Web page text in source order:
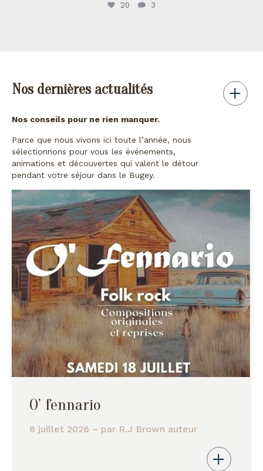
20 3
Nos dernières actualités
Nos conseils pour ne rien manquer.
Parce que nous vivons ici toute l’année, nous
sélectionnons pour vous les événements,
animations et découvertes qui valent le détour
pendant votre séjour dans le Bugey.
O’ fennario
8 juillet 2026 – par R.J Brown auteur